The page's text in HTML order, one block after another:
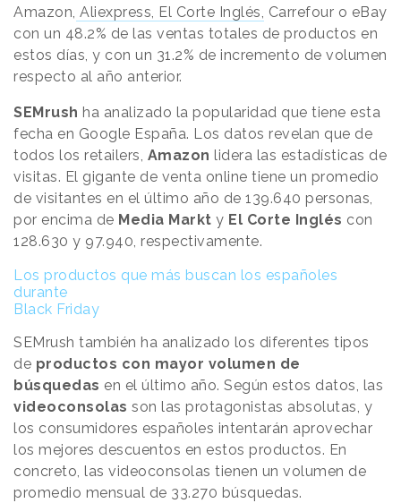
Amazon, Aliexpress, El Corte Inglés, Carrefour o eBay
con un 48.2% de las ventas totales de productos en
estos días, y con un 31.2% de incremento de volumen
respecto al año anterior.
SEMrush ha analizado la popularidad que tiene esta
fecha en Google España. Los datos revelan que de
todos los retailers, Amazon lidera las estadísticas de
visitas. El gigante de venta online tiene un promedio
de visitantes en el último año de 139.640 personas,
por encima de Media Markt y El Corte Inglés con
128.630 y 97.940, respectivamente.
Los productos que más buscan los españoles
durante
Black Friday
SEMrush también ha analizado los diferentes tipos
de productos con mayor volumen de
búsquedas en el último año. Según estos datos, las
videoconsolas son las protagonistas absolutas, y
los consumidores españoles intentarán aprovechar
los mejores descuentos en estos productos. En
concreto, las videoconsolas tienen un volumen de
promedio mensual de 33.270 búsquedas.